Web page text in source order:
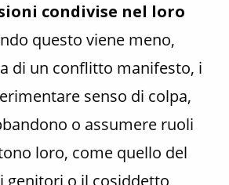
condivise nel loro
questo viene meno,
di un conflitto manifesto, i
senso di colpa,
o assumere ruoli
loro, come quello del